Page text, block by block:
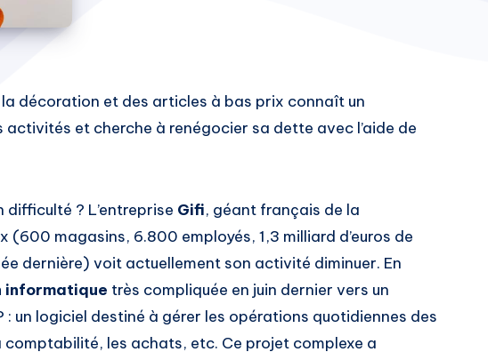
décoration et des articles à bas prix connaît un
activités et cherche à renégocier sa dette avec l’aide de
? L’entreprise Gifi, géant français de la
magasins, 6.800 employés, 1,3 milliard d’euros de
dernière) voit actuellement son activité diminuer. En
informatique très compliquée en juin dernier vers un
: un logiciel destiné à gérer les opérations quotidiennes des
comptabilité, les achats, etc. Ce projet complexe a